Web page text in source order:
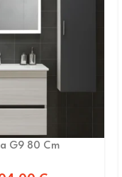
G9 80 Cm